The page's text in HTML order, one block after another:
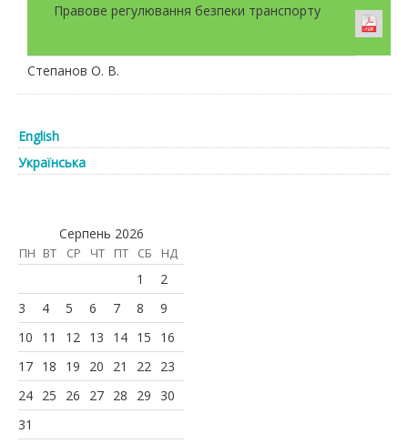
Правове регулювання безпеки транспорту
Степанов О. В.
English
Українська
Серпень 2026
ПН ВТ СР ЧТ ПТ СБ НД
1
2
3
4 5 6 7 8
9
10
11 12 13 14 15
16
17 18 19 20 21 22
23
24 25 26 27 28 29
30
31